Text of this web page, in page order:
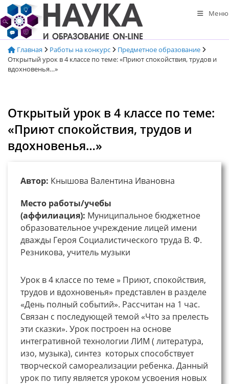
Перейти
к
содержимому
Меню
Главная Работы на конкурс
Предметное образование
Открытый урок в 4 классе по теме: «Приют спокойствия, трудов и
вдохновенья…»
Открытый урок в 4 классе по теме:
«Приют спокойствия, трудов и
вдохновенья…»
Автор: Кнышова Валентина Ивановна
Место работы/учебы
(аффилиация): Муниципальное бюджетное
образовательное учреждение лицей имени
дважды Героя Социалистического труда В. Ф.
Резникова, учитель музыки
Урок в 4 классе по теме » Приют, спокойствия,
трудов и вдохновенья» представлен в разделе
«День полный событий». Рассчитан на 1 час.
Связан с последующей темой «Что за прелесть
эти сказки». Урок построен на основе
интегративной технологии ЛИМ ( литература,
изо, музыка), синтез которых способствует
творческой самореализации ребенка. Данный
урок по типу является уроком усвоения новых